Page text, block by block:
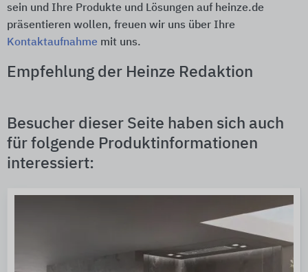
sein und Ihre Produkte und Lösungen auf heinze.de
präsentieren wollen, freuen wir uns über Ihre
Kontaktaufnahme mit uns.
Empfehlung der Heinze Redaktion
Besucher dieser Seite haben sich auch
für folgende Produktinformationen
interessiert: